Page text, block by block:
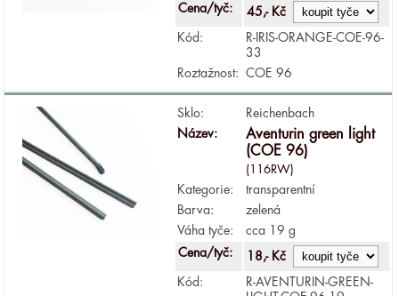
Cena/tyč:
45,- Kč
Kód:
R-IRIS-ORANGE-COE-96-
33
Roztažnost:
COE 96
Sklo:
Reichenbach
Název:
Aventurin green light
(COE 96)
(116RW)
Kategorie:
transparentní
Barva:
zelená
Váha tyče:
cca 19 g
Cena/tyč:
18,- Kč
Kód:
R-AVENTURIN-GREEN-